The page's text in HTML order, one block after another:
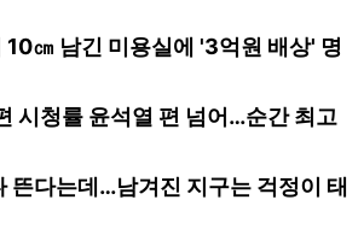
㎝ 남긴 미용실에 '3억원 배상' 명
시청률 윤석열 편 넘어…순간 최고
뜬다는데…남겨진 지구는 걱정이 태